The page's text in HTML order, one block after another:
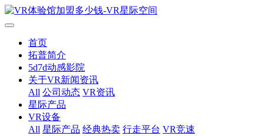
首页
拓普简介
5d7d动感影院
关于VR新闻资讯
All 公司动态 VR资讯
星际产品
VR设备
All 星际产品 经典热卖 行走平台 VR竞速